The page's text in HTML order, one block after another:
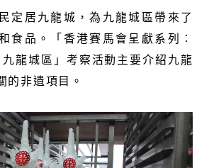
定居九龍城，為九龍城區帶來了
食品。「香港賽馬會呈獻系列︰
龍城區」考察活動主要介紹九龍
的非遺項目。